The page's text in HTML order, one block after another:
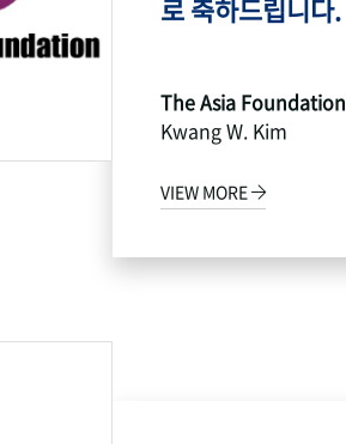
로 축하드립니다.
The Asia Foundation
Kwang W. Kim
VIEW MORE